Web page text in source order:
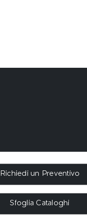
Richiedi un Preventivo
Sfoglia Cataloghi